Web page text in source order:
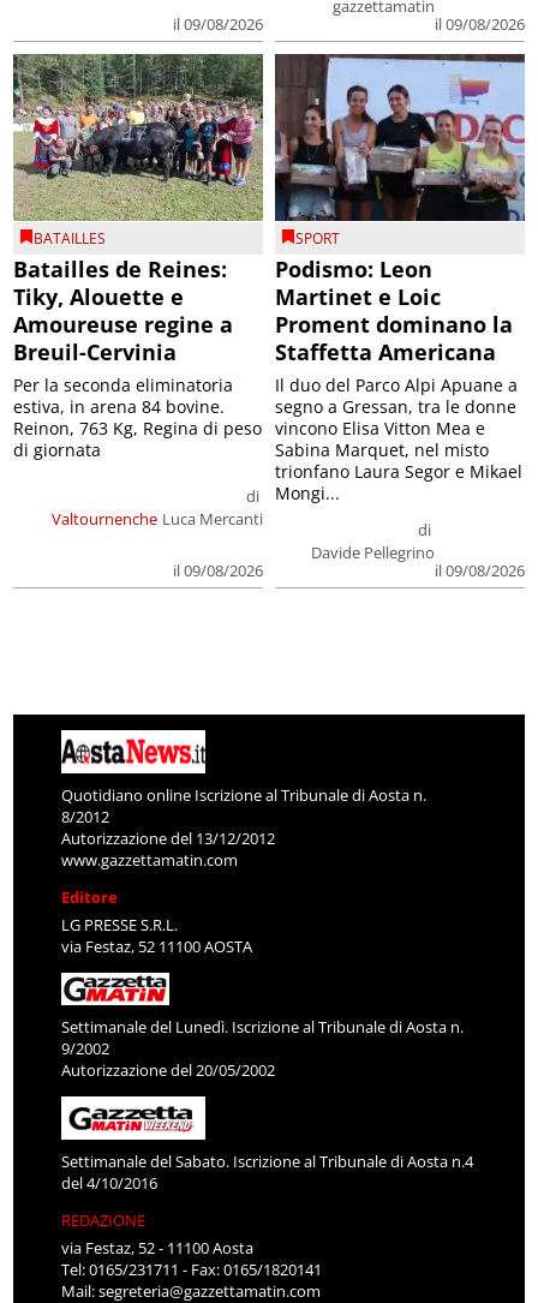
il 09/08/2026
gazzettamatin
il 09/08/2026
BATAILLES
Batailles de Reines:
Tiky, Alouette e
Amoureuse regine a
Breuil-Cervinia
Valtournenche
di
Luca Mercanti
il 09/08/2026
Per la seconda eliminatoria
estiva, in arena 84 bovine.
Reinon, 763 Kg, Regina di peso
di giornata
SPORT
Podismo: Leon
Martinet e Loic
Proment dominano la
Staffetta Americana
di
Davide Pellegrino
il 09/08/2026
Il duo del Parco Alpi Apuane a
segno a Gressan, tra le donne
vincono Elisa Vitton Mea e
Sabina Marquet, nel misto
trionfano Laura Segor e Mikael
Mongi...
Quotidiano online Iscrizione al Tribunale di Aosta n.
8/2012
Autorizzazione del 13/12/2012
www.gazzettamatin.com
Editore
LG PRESSE S.R.L.
via Festaz, 52 11100 AOSTA
Settimanale del Lunedì. Iscrizione al Tribunale di Aosta n.
9/2002
Autorizzazione del 20/05/2002
Settimanale del Sabato. Iscrizione al Tribunale di Aosta n.4
del 4/10/2016
REDAZIONE
via Festaz, 52 - 11100 Aosta
Tel: 0165/231711 - Fax: 0165/1820141
Mail:segreteria@gazzettamatin.com